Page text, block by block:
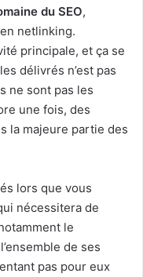
du SEO,
netlinking.
principale, et ça se
délivrés n’est pas
ne sont pas les
une fois, des
la majeure partie des
lors que vous
nécessitera de
le
de ses
pas pour eux